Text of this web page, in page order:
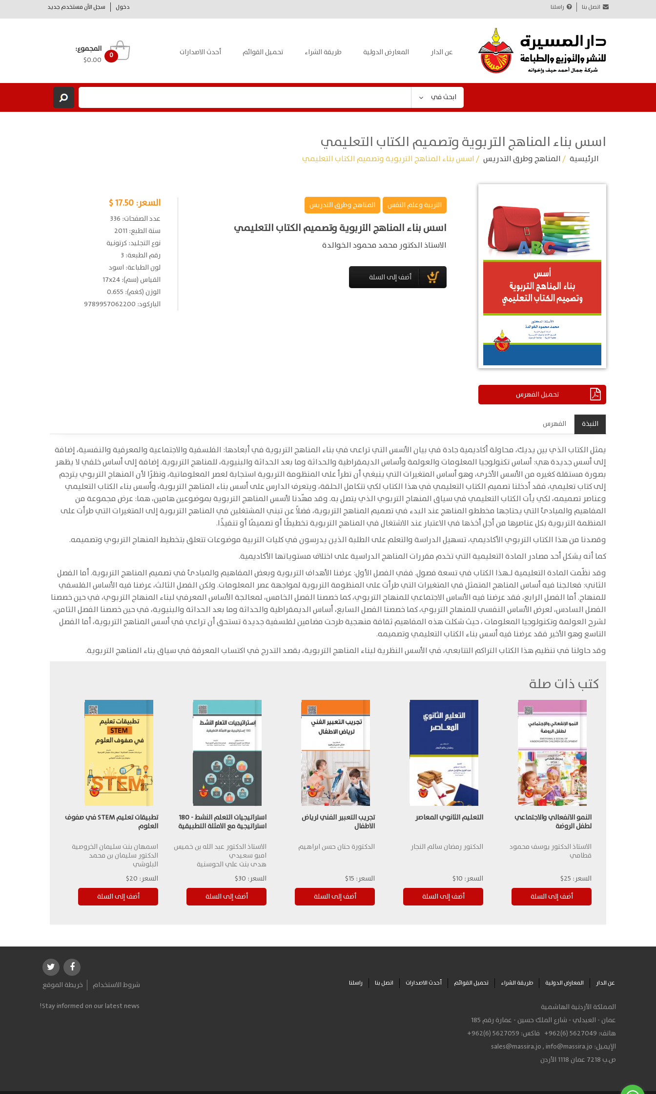
دخول سجل الآن مستخدم جديد اتصل بنا راسلنا
عن الدار المعارض الدولية طريقة الشراء تحميل القوائم أحدث الاصدارات 0
المجموع:
$0.00
ابحث في
اسس بناء المناهج التربوية وتصميم الكتاب التعليمي
الرئيسية /المناهج وطرق التدريس / اسس بناء المناهج التربوية وتصميم الكتاب التعليمي
تحميل الفهرس
التربية وعلم النفس المناهج وطرق التدريس
اسس بناء المناهج التربوية وتصميم الكتاب التعليمي
الاستاذ الدكتور محمد محمود الخوالدة
السعر:17.50 $
عدد الصفحات: 336
سنة الطبع: 2011
نوع التجليد: كرتونية
رقم الطبعة: 3
لون الطباعة: اسود
القياس (سم): 17x24
الوزن (كغم): 0.655
الباركود: 9789957062200
النبذة الفهرس
يمثل الكتاب الذي بين يديك، محاولة أكاديمية جادة في بيان الأسس التي تراعى في بناء المناهج التربوية في أبعادها: الفلسفية والاجتماعية والمعرفية والنفسية، إضافة
إلى أسس جديدة هي: أساس تكنولوجيا المعلومات والعولمة وأساس الديمقراطية والحداثة وما بعد الحداثة والبنيوية، للمناهج التربوية. إضافة إلى أساس خلفي لا يظهر
بصورة مستقلة كغيره من الأسس الأخرى، وهو أساس المتغيرات التي ينبغي أن تطرأ على المنظومة التربوية استجابة لعصر المعلوماتية، ونظرًا لأن المنهاج التربوي يترجم
إلى كتاب تعليمي، فقد أدخلنا تصميم الكتاب التعليمي في هذا الكتاب لكي تتكامل الحلقة، ويتعرف الدارس على أسس بناء المناهج التربوية، وأسس بناء الكتاب التعليمي
وعناصر تصميمه، لكي يأت الكتاب التعليمي في سياق المنهاج التربوي الذي يتصل به. وقد مهّدنا لأسس المناهج التربوية بموضوعين هامين، هما: عرض مجموعة من
المفاهيم والمبادئ التي يحتاجها مخططو المناهج عند البدء في تصميم المناهج التربوية، فضلاً عن تبني المشتغلين في المناهج التربوية إلى المتغيرات التي طرأت على
المنظمة التربوية بكل عناصرها من أجل أخذها في الاعتبار عند الاشتغال في المناهج التربوية تخطيطًا أو تصميمًا أو تنفيذًا.
وقصدنا من هذا الكتاب التربوي الأكاديمي، تسهيل الدراسة والتعلم على الطلبة الذين يدرسون في كليات التربية موضوعات تتعلق بتخطيط المنهاج التربوي وتصميمه.
كما أنه يشكل أحد مصادر المادة التعليمية التي تخدم مقررات المناهج الدراسية على اختلاف مستوياتها الأكاديمية.
وقد نظّمت المادة التعليمية لـهذا الكتاب في تسعة فصول. ففي الفصل الأول: عرضنا الأهداف التربوية وبعض المفاهيم والمبادئ في تصميم المناهج التربوية. أما الفصل
الثاني: فعالجنا فيه أساس المناهج المتمثل في المتغيرات التي طرأت على المنظومة التربوية لمواجهة عصر المعلومات. ولكن الفصل الثالث، عرضنا فيه الأساس الفلسفي
للمنهاج. أما الفصل الرابع، فقد عرضنا فيه الأساس الاجتماعي للمنهاج التربوي، كما خصصنا الفصل الخامس، لمعالجة الأساس المعرفي لبناء المنهاج التربوي، في حين خصصنا
الفصل السادس، لعرض الأساس النفسي للمنهاج التربوي، كما خصصنا الفصل السابع، أساس الديمقراطية والحداثة وما بعد الحداثة والبنيوية، في حين خصصنا الفصل الثامن،
لشرح العولمة وتكنولوجيا المعلومات ، حيث شكلت هذه المفاهيم ثقافة منهجية طرحت مضامين لفلسفية جديدة تستحق أن تراعي في أسس المناهج التربوية، أما الفصل
التاسع وهو الأخير فقد عرضنا فيه أسس بناء الكتاب التعليمي وتصميمه.
وقد حاولنا في تنظيم هذا الكتاب التراكم التتابعي، في الأسس النظرية لبناء المناهج التربوية، بقصد التدرج في اكتساب المعرفة في سياق بناء المناهج التربوية.
كتب ذات صلة
النمو الانفعالي والاجتماعي
لطفل الروضة
الاستاذ الدكتور يوسف محمود
قطامي
السعر: 25$
التعليم الثانوي المعاصر
الدكتور رمضان سالم النجار
السعر: 10$
تجريب التعبير الفني لرياض
الاطفال
الدكتورة حنان حسن ابراهيم
السعر: 15$
استراتيجيات التعلم النشط - 180
استراتيجية مع الامثلة التطبيقية
الاستاذ الدكتور عبد الله بن خميس
امبو سعيدي
هدى بنت علي الحوسنية
السعر: 30$
تطبيقات تعليم STEM في صفوف
العلوم
اسمهان بنت سليمان الخروصية
الدكتور سليمان بن محمد
البلوشي
السعر: 20$
عن الدار المعارض الدولية طريقة الشراء تحميل القوائم أحدث الاصدارات اتصل بنا راسلنا
المملكة الأردنية الهاشمية
عمان - العبدلي - شارع الملك حسين - عمارة رقم 185
هاتف: +962(6) 5627049 فاكس: +962(6) 5627059
الإيميل:
sales@massira.jo,info@massira.jo
ص.ب 7218 عمان 1118 الأردن
شروط الاستخدام
خريطة الموقع
Stay informed on our latest news!